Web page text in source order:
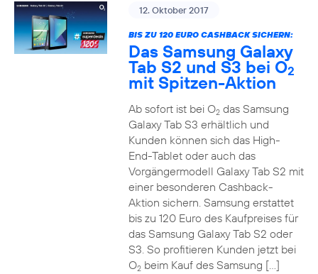
12. Oktober 2017
BIS ZU 120 EURO CASHBACK SICHERN:
Das Samsung Galaxy
Tab S2 und S3 bei O2
mit Spitzen-Aktion
Ab sofort ist bei O2das Samsung
Galaxy Tab S3 erhältlich und
Kunden können sich das High-
End-Tablet oder auch das
Vorgängermodell Galaxy Tab S2 mit
einer besonderen Cashback-
Aktion sichern. Samsung erstattet
bis zu 120 Euro des Kaufpreises für
das Samsung Galaxy Tab S2 oder
S3. So profitieren Kunden jetzt bei
O2beim Kauf des Samsung […]